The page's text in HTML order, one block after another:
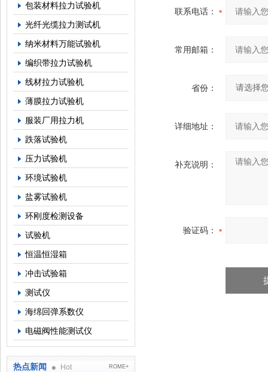
包装材料拉力试验机
光纤光缆拉力测试机
纳米材料万能试验机
编织带拉力试验机
线材拉力试验机
薄膜拉力试验机
服装厂用拉力机
跌落试验机
压力试验机
环境试验机
盐雾试验机
环刚度检测设备
试验机
恒温恒湿箱
冲击试验箱
测试仪
海绵回弹系数仪
电磁阀性能测试仪
热点新闻 Hot ROME+
联系电话：
常用邮箱：
省份：
详细地址：
补充说明：
验证码：